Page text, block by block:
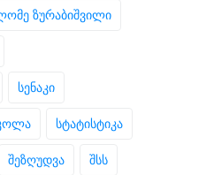
ზურაბიშვილი
სენაკი
სტატისტიკა
შეზღუდვა შსს